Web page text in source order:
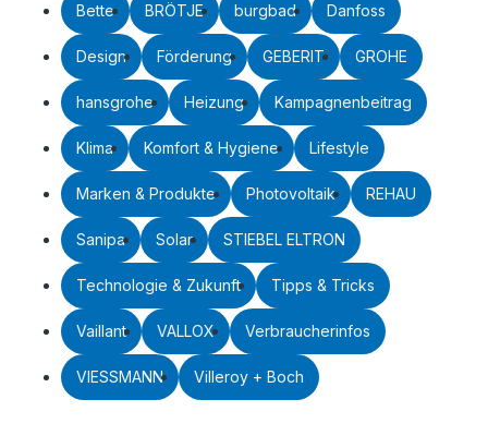
Bette BRÖTJE burgbad Danfoss
Design Förderung GEBERIT GROHE
hansgrohe Heizung Kampagnenbeitrag
Klima Komfort & Hygiene Lifestyle
Marken & Produkte Photovoltaik REHAU
Sanipa Solar STIEBEL ELTRON
Technologie & Zukunft Tipps & Tricks
Vaillant VALLOX Verbraucherinfos
VIESSMANN Villeroy + Boch